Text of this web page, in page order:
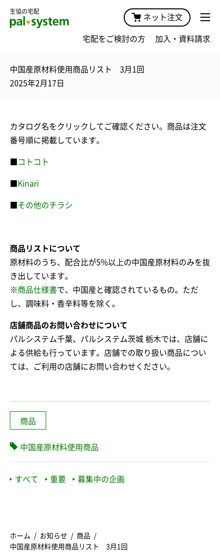
生協の宅配
ネット注文
宅配をご検討の方 加入・資料請求
中国産原材料使用商品リスト 3月1回
2025年2月17日
カタログ名をクリックしてご確認ください。商品は注文
番号順に掲載しています。
コトコト
Kinari
その他のチラシ
商品リストについて
原材料のうち、配合比が5%以上の中国産原材料のみを抜
き出しています。
※商品仕様書で、中国産と確認されているもの。ただ
し、調味料・香辛料等を除く。
店舗商品のお問い合わせについて
パルシステム千葉、パルシステム茨城 栃木では、店舗に
よる供給も行っています。店舗での取り扱い商品につい
ては、ご利用の店舗にお問い合わせください。
商品
中国産原材料使用商品
すべて 重要 募集中の企画
ホーム お知らせ
商品
中国産原材料使用商品リスト 3月1回